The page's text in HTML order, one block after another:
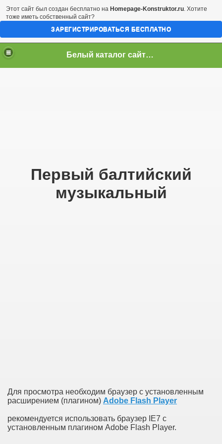
Белый каталог сайтов! Повысить тИЦ и ПР! TOP-100
Первый балтийский
музыкальный
Для просмотра необходим браузер с установленным
расширением (плагином) Adobe Flash Player
рекомендуется использовать браузер IE7 с
установленным плагином Adobe Flash Player.
Этот сайт был создан бесплатно на Homepage-Konstruktor.ru. Хотите
тоже иметь собственный сайт?
ЗАРЕГИСТРИРОВАТЬСЯ БЕСПЛАТНО